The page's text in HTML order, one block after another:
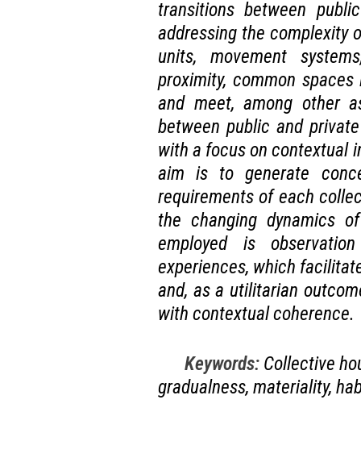
transitions between
addressing the complexity
units, movement
proximity, common
and meet, among other
between public and
with a focus on contextual
aim is to generate
requirements of each
the changing dynamics
employed is
experiences, which
and, as a utilitarian
with contextual coherence.
Keywords: Collective
gradualness, materiality,